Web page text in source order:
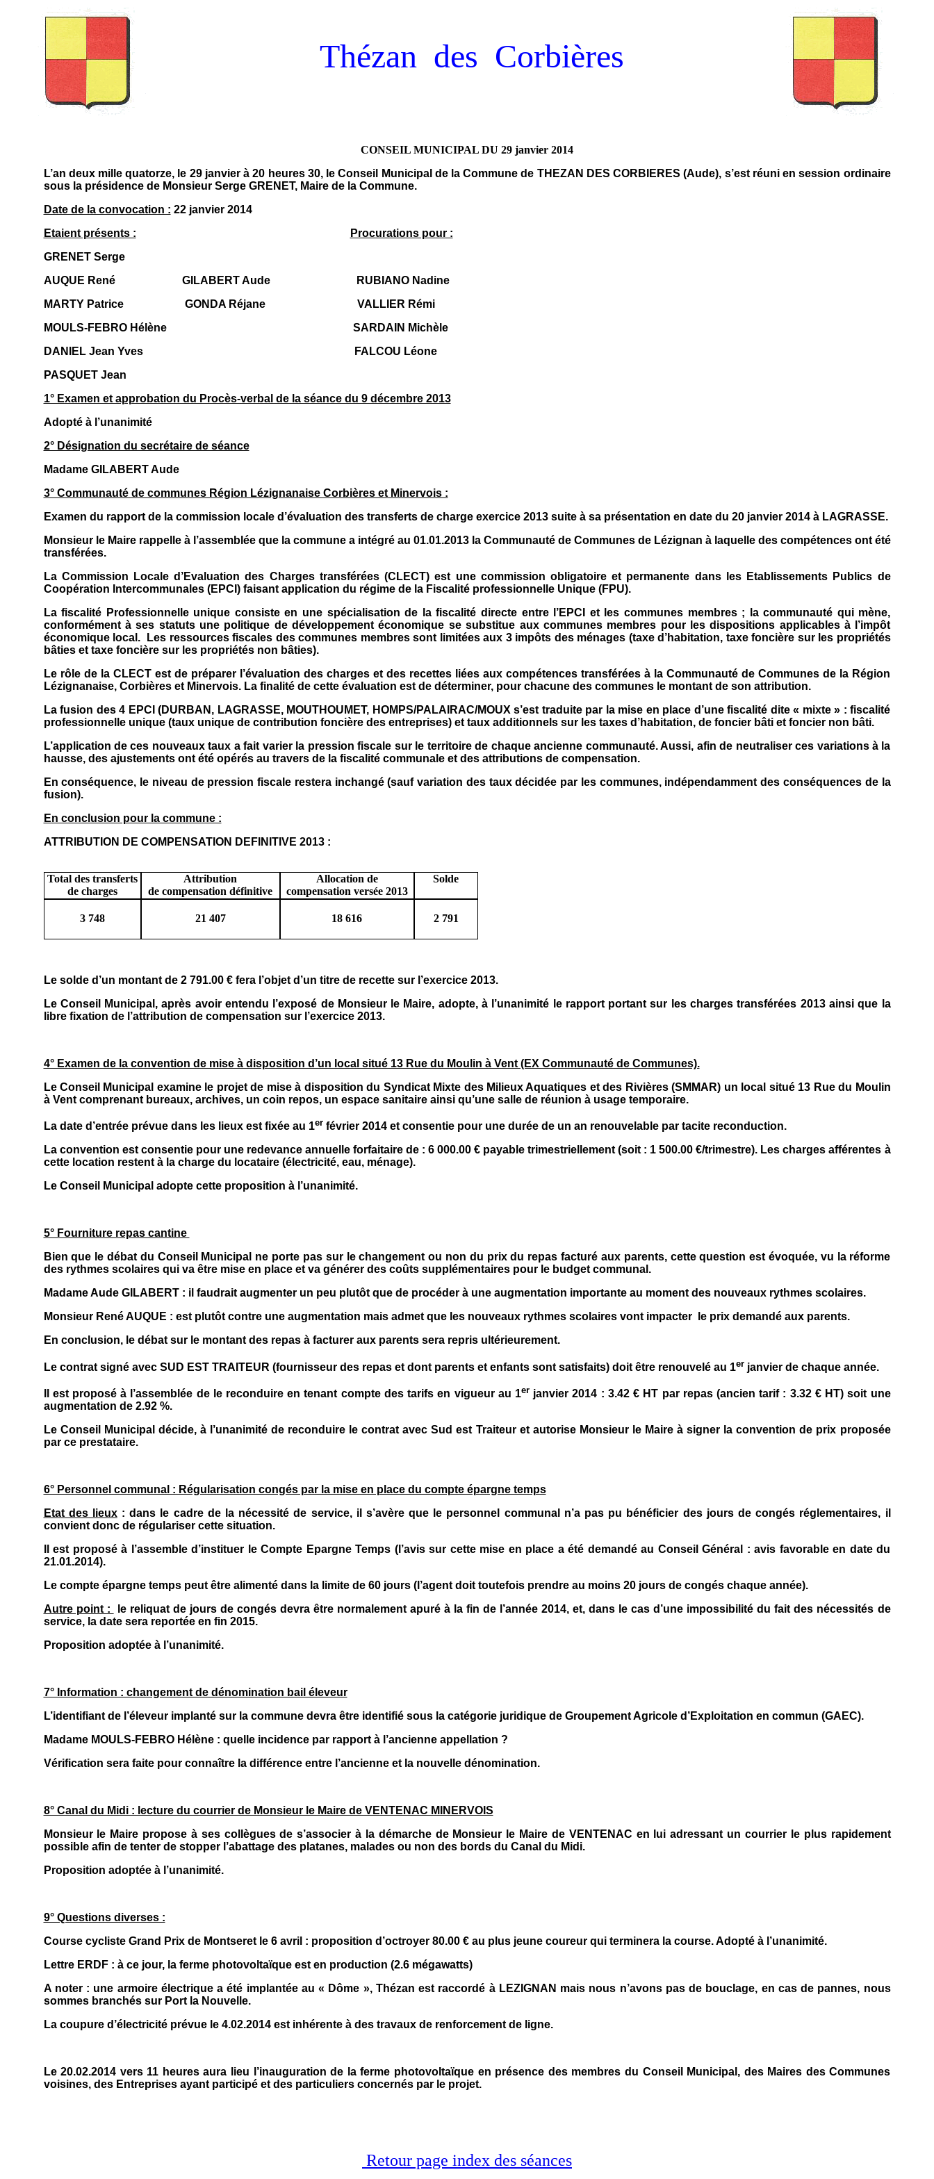
Thézan des Corbières
CONSEIL MUNICIPAL DU 29 janvier 2014
L’an deux mille quatorze, le 29 janvier à 20 heures 30, le Conseil Municipal de la Commune de THEZAN DES CORBIERES (Aude), s’est réuni en session ordinaire
sous la présidence de Monsieur Serge GRENET, Maire de la Commune.
Date de la convocation : 22 janvier 2014
Etaient présents :
Procurations pour :
GRENET Serge
AUQUE René
GILABERT Aude
RUBIANO Nadine
MARTY Patrice
GONDA Réjane
VALLIER Rémi
MOULS-FEBRO Hélène
SARDAIN Michèle
DANIEL Jean Yves
FALCOU Léone
PASQUET Jean
1° Examen et approbation du Procès-verbal de la séance du 9 décembre 2013
Adopté à l’unanimité
2° Désignation du secrétaire de séance
Madame GILABERT Aude
3° Communauté de communes Région Lézignanaise Corbières et Minervois :
Examen du rapport de la commission locale d’évaluation des transferts de charge exercice 2013 suite à sa présentation en date du 20 janvier 2014 à LAGRASSE.
Monsieur le Maire rappelle à l’assemblée que la commune a intégré au 01.01.2013 la Communauté de Communes de Lézignan à laquelle des compétences ont été
transférées.
La Commission Locale d’Evaluation des Charges transférées (CLECT) est une commission obligatoire et permanente dans les Etablissements Publics de
Coopération Intercommunales (EPCI) faisant application du régime de la Fiscalité professionnelle Unique (FPU).
La fiscalité Professionnelle unique consiste en une spécialisation de la fiscalité directe entre l’EPCI et les communes membres ; la communauté qui mène,
conformément à ses statuts une politique de développement économique se substitue aux communes membres pour les dispositions applicables à l’impôt
économique local.
Les ressources fiscales des communes membres sont limitées aux 3 impôts des ménages (taxe d’habitation, taxe foncière sur les propriétés
bâties et taxe foncière sur les propriétés non bâties).
Le rôle de la CLECT est de préparer l’évaluation des charges et des recettes liées aux compétences transférées à la Communauté de Communes de la Région
Lézignanaise, Corbières et Minervois. La finalité de cette évaluation est de déterminer, pour chacune des communes le montant de son attribution.
La fusion des 4 EPCI (DURBAN, LAGRASSE, MOUTHOUMET, HOMPS/PALAIRAC/MOUX s’est traduite par la mise en place d’une fiscalité dite « mixte » : fiscalité
professionnelle unique (taux unique de contribution foncière des entreprises) et taux additionnels sur les taxes d’habitation, de foncier bâti et foncier non bâti.
L’application de ces nouveaux taux a fait varier la pression fiscale sur le territoire de chaque ancienne communauté. Aussi, afin de neutraliser ces variations à la
hausse, des ajustements ont été opérés au travers de la fiscalité communale et des attributions de compensation.
En conséquence, le niveau de pression fiscale restera inchangé (sauf variation des taux décidée par les communes, indépendamment des conséquences de la
fusion).
En conclusion pour la commune :
ATTRIBUTION DE COMPENSATION DEFINITIVE 2013 :
Total des transferts Attribution Allocation de
Solde
de charges
de compensation définitive compensation versée 2013
3 748 21 407 18 616 2 791
Le solde d’un montant de 2 791.00 € fera l’objet d’un titre de recette sur l’exercice 2013.
Le Conseil Municipal, après avoir entendu l’exposé de Monsieur le Maire, adopte, à l’unanimité le rapport portant sur les charges transférées 2013 ainsi que la
libre fixation de l’attribution de compensation sur l’exercice 2013.
4° Examen de la convention de mise à disposition d’un local situé 13 Rue du Moulin à Vent (EX Communauté de Communes).
Le Conseil Municipal examine le projet de mise à disposition du Syndicat Mixte des Milieux Aquatiques et des Rivières (SMMAR) un local situé 13 Rue du Moulin
à Vent comprenant bureaux, archives, un coin repos, un espace sanitaire ainsi qu’une salle de réunion à usage temporaire.
La date d’entrée prévue dans les lieux est fixée au 1erfévrier 2014 et consentie pour une durée de un an renouvelable par tacite reconduction.
La convention est consentie pour une redevance annuelle forfaitaire de : 6 000.00 € payable trimestriellement (soit : 1 500.00 €/trimestre). Les charges afférentes à
cette location restent à la charge du locataire (électricité, eau, ménage).
Le Conseil Municipal adopte cette proposition à l’unanimité.
5° Fourniture repas cantine
Bien que le débat du Conseil Municipal ne porte pas sur le changement ou non du prix du repas facturé aux parents, cette question est évoquée, vu la réforme
des rythmes scolaires qui va être mise en place et va générer des coûts supplémentaires pour le budget communal.
Madame Aude GILABERT : il faudrait augmenter un peu plutôt que de procéder à une augmentation importante au moment des nouveaux rythmes scolaires.
Monsieur René AUQUE : est plutôt contre une augmentation mais admet que les nouveaux rythmes scolaires vont impacter
le prix demandé aux parents.
En conclusion, le débat sur le montant des repas à facturer aux parents sera repris ultérieurement.
Le contrat signé avec SUD EST TRAITEUR (fournisseur des repas et dont parents et enfants sont satisfaits) doit être renouvelé au 1erjanvier de chaque année.
Il est proposé à l’assemblée de le reconduire en tenant compte des tarifs en vigueur au 1er janvier 2014 : 3.42 € HT par repas (ancien tarif : 3.32 € HT) soit une
augmentation de 2.92 %.
Le Conseil Municipal décide, à l’unanimité de reconduire le contrat avec Sud est Traiteur et autorise Monsieur le Maire à signer la convention de prix proposée
par ce prestataire.
6° Personnel communal : Régularisation congés par la mise en place du compte épargne temps
Etat des lieux: dans le cadre de la nécessité de service, il s’avère que le personnel communal n’a pas pu bénéficier des jours de congés réglementaires, il
convient donc de régulariser cette situation.
Il est proposé à l’assemble d’instituer le Compte Epargne Temps (l’avis sur cette mise en place a été demandé au Conseil Général : avis favorable en date du
21.01.2014).
Le compte épargne temps peut être alimenté dans la limite de 60 jours (l’agent doit toutefois prendre au moins 20 jours de congés chaque année).
Autre point :
le reliquat de jours de congés devra être normalement apuré à la fin de l’année 2014, et, dans le cas d’une impossibilité du fait des nécessités de
service, la date sera reportée en fin 2015.
Proposition adoptée à l’unanimité.
7° Information : changement de dénomination bail éleveur
L’identifiant de l’éleveur implanté sur la commune devra être identifié sous la catégorie juridique de Groupement Agricole d’Exploitation en commun (GAEC).
Madame MOULS-FEBRO Hélène : quelle incidence par rapport à l’ancienne appellation ?
Vérification sera faite pour connaître la différence entre l’ancienne et la nouvelle dénomination.
8° Canal du Midi : lecture du courrier de Monsieur le Maire de VENTENAC MINERVOIS
Monsieur le Maire propose à ses collègues de s’associer à la démarche de Monsieur le Maire de VENTENAC en lui adressant un courrier le plus rapidement
possible afin de tenter de stopper l’abattage des platanes, malades ou non des bords du Canal du Midi.
Proposition adoptée à l’unanimité.
9° Questions diverses :
Course cycliste Grand Prix de Montseret le 6 avril : proposition d’octroyer 80.00 € au plus jeune coureur qui terminera la course. Adopté à l’unanimité.
Lettre ERDF : à ce jour, la ferme photovoltaïque est en production (2.6 mégawatts)
A noter : une armoire électrique a été implantée au « Dôme », Thézan est raccordé à LEZIGNAN mais nous n’avons pas de bouclage, en cas de pannes, nous
sommes branchés sur Port la Nouvelle.
La coupure d’électricité prévue le 4.02.2014 est inhérente à des travaux de renforcement de ligne.
Le 20.02.2014 vers 11 heures aura lieu l’inauguration de la ferme photovoltaïque en présence des membres du Conseil Municipal, des Maires des Communes
voisines, des Entreprises ayant participé et des particuliers concernés par le projet.
Retour page index des séances